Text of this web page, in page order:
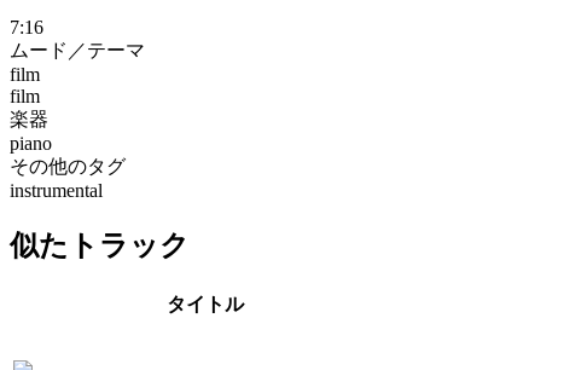
7:16
ムード／テーマ
film
film
楽器
piano
その他のタグ
instrumental
似たトラック
タイトル